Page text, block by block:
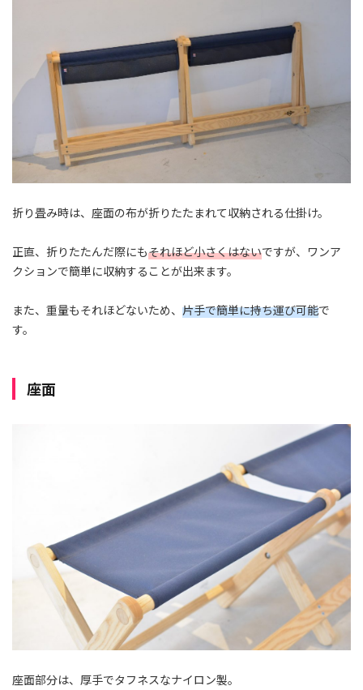
折り畳み時は、座面の布が折りたたまれて収納される仕掛け。
正直、折りたたんだ際にもそれほど小さくはないですが、ワンア
クションで簡単に収納することが出来ます。
また、重量もそれほどないため、 片手で簡単に持ち運び可能で
す。
座面
座面部分は、厚手でタフネスなナイロン製。